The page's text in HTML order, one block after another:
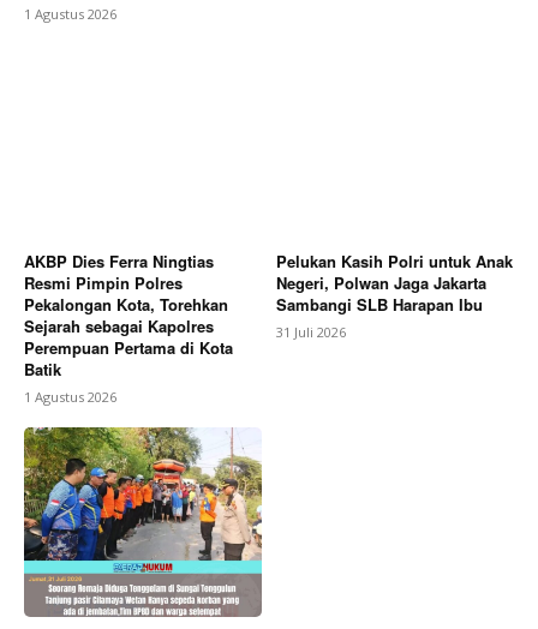
1 Agustus 2026
AKBP Dies Ferra Ningtias
Resmi Pimpin Polres
Pekalongan Kota, Torehkan
Sejarah sebagai Kapolres
Perempuan Pertama di Kota
Batik
1 Agustus 2026
Pelukan Kasih Polri untuk Anak
Negeri, Polwan Jaga Jakarta
Sambangi SLB Harapan Ibu
31 Juli 2026